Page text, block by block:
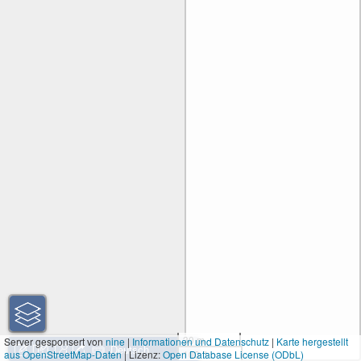
30 m
100 ft
Server gesponsert vonnine|Informationen und Datenschutz | Karte hergestellt
aus OpenStreetMap-Daten| Lizenz:Open Database License (ODbL)